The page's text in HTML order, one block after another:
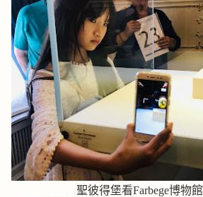
聖彼得堡看Farbege博物館